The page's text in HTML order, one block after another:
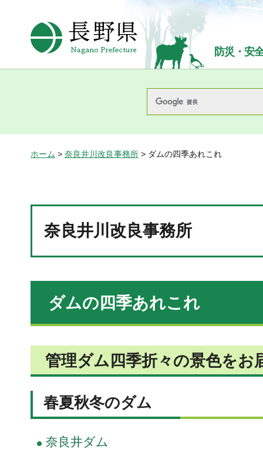
長野県Nagano Prefecture
防災・安
ホーム > 奈良井川改良事務所 > ダムの四季あれこれ
奈良井川改良事務所
ダムの四季あれこれ
管理ダム四季折々の景色をお
春夏秋冬のダム
奈良井ダム